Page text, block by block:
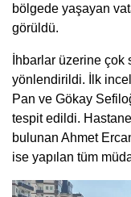
bölgede yaşayan
görüldü.
İhbarlar üzerine çok
yönlendirildi. İlk
Pan ve Gökay
tespit edildi.
bulunan Ahmet
ise yapılan tüm